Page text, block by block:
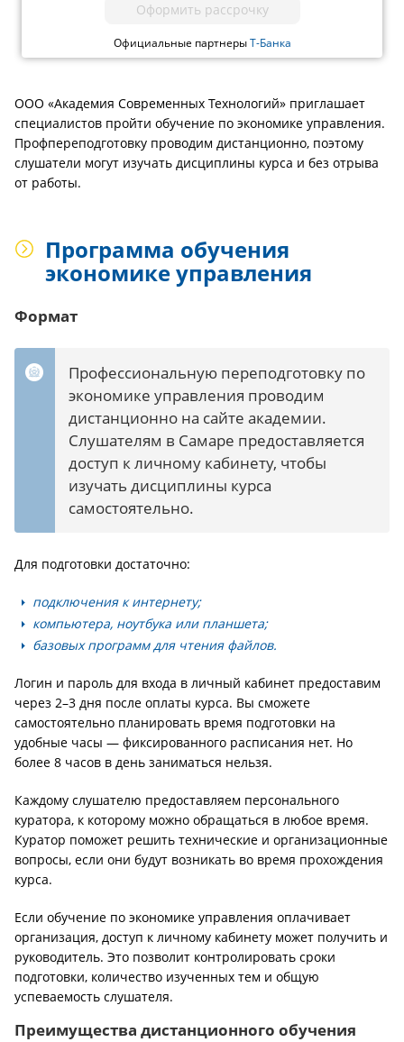
Оформить рассрочку
Официальные партнерыТ-Банка
ООО «Академия Современных Технологий» приглашает
специалистов пройти обучение по экономике управления.
Профпереподготовку проводим дистанционно, поэтому
слушатели могут изучать дисциплины курса и без отрыва
от работы.
Программа обучения
экономике управления
Формат
Профессиональную переподготовку по
экономике управления проводим
дистанционно на сайте академии.
Слушателям в Самаре предоставляется
доступ к личному кабинету, чтобы
изучать дисциплины курса
самостоятельно.
Для подготовки достаточно:
подключения к интернету;
компьютера, ноутбука или планшета;
базовых программ для чтения файлов.
Логин и пароль для входа в личный кабинет предоставим
через 2–3 дня после оплаты курса. Вы сможете
самостоятельно планировать время подготовки на
удобные часы — фиксированного расписания нет. Но
более 8 часов в день заниматься нельзя.
Каждому слушателю предоставляем персонального
куратора, к которому можно обращаться в любое время.
Куратор поможет решить технические и организационные
вопросы, если они будут возникать во время прохождения
курса.
Если обучение по экономике управления оплачивает
организация, доступ к личному кабинету может получить и
руководитель. Это позволит контролировать сроки
подготовки, количество изученных тем и общую
успеваемость слушателя.
Преимущества дистанционного обучения